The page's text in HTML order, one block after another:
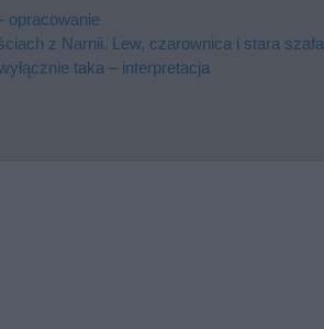
opracowanie
z Narnii. Lew, czarownica i stara szafa
taka – interpretacja